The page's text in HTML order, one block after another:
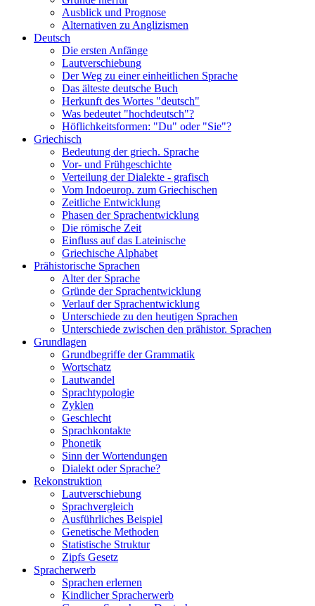
Ausblick und Prognose
Alternativen zu Anglizismen
Deutsch
Die ersten Anfänge
Lautverschiebung
Der Weg zu einer einheitlichen Sprache
Das älteste deutsche Buch
Herkunft des Wortes "deutsch"
Was bedeutet "hochdeutsch"?
Höflichkeitsformen: "Du" oder "Sie"?
Griechisch
Bedeutung der griech. Sprache
Vor- und Frühgeschichte
Verteilung der Dialekte - grafisch
Vom Indoeurop. zum Griechischen
Zeitliche Entwicklung
Phasen der Sprachentwicklung
Die römische Zeit
Einfluss auf das Lateinische
Griechische Alphabet
Prähistorische Sprachen
Alter der Sprache
Gründe der Sprachentwicklung
Verlauf der Sprachentwicklung
Unterschiede zu den heutigen Sprachen
Unterschiede zwischen den prähistor. Sprachen
Grundlagen
Grundbegriffe der Grammatik
Wortschatz
Lautwandel
Sprachtypologie
Zyklen
Geschlecht
Sprachkontakte
Phonetik
Sinn der Wortendungen
Dialekt oder Sprache?
Rekonstruktion
Lautverschiebung
Sprachvergleich
Ausführliches Beispiel
Genetische Methoden
Statistische Struktur
Zipfs Gesetz
Spracherwerb
Sprachen erlernen
Kindlicher Spracherwerb